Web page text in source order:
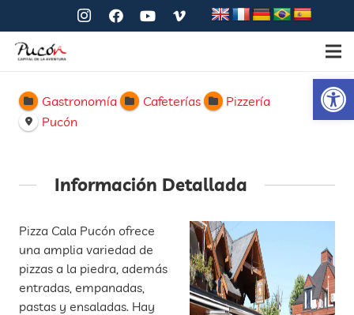
Gastronomía Cafeterías
Pizzería
Pucón
Información Detallada
Pizza Cala Pucón ofrece
una amplia variedad de
pizzas a la piedra, además
entradas, empanadas,
pastas y ensaladas. Hay